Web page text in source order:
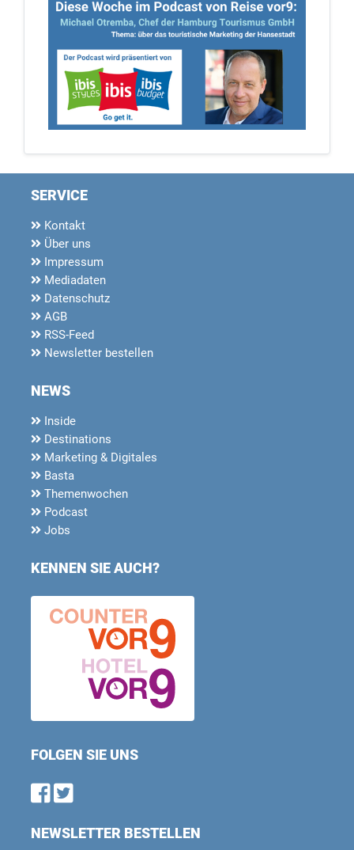
SERVICE
Kontakt
Über uns
Impressum
Mediadaten
Datenschutz
AGB
RSS-Feed
Newsletter bestellen
NEWS
Inside
Destinations
Marketing & Digitales
Basta
Themenwochen
Podcast
Jobs
KENNEN SIE AUCH?
FOLGEN SIE UNS
Find us on Facebook
Follow us on Twitter
NEWSLETTER BESTELLEN